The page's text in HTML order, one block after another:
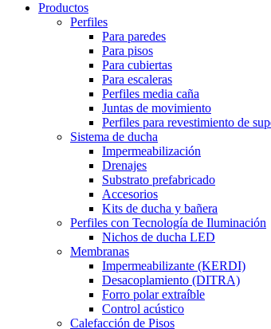
Productos
Perfiles
Para paredes
Para pisos
Para cubiertas
Para escaleras
Perfiles media caña
Juntas de movimiento
Perfiles para revestimiento de
Sistema de ducha
Impermeabilización
Drenajes
Substrato prefabricado
Accesorios
Kits de ducha y bañera
Perfiles con Tecnología de Iluminación
Nichos de ducha LED
Membranas
Impermeabilizante (KERDI)
Desacoplamiento (DITRA)
Forro polar extraíble
Control acústico
Calefacción de Pisos